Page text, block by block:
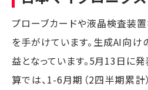
プローブカードや液晶検査装
を手がけています。生成AI向
益となっています。5月13日に
算では、1-6月期（2四半期累